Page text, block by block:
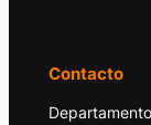
Contacto